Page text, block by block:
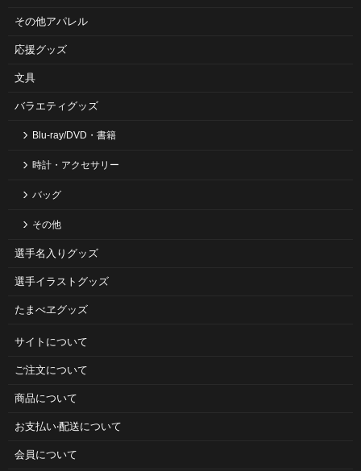
その他アパレル
応援グッズ
文具
バラエティグッズ
Blu-ray/DVD・書籍
時計・アクセサリー
バッグ
その他
選手名入りグッズ
選手イラストグッズ
たまべヱグッズ
サイトについて
ご注⽂について
商品について
お⽀払い‧配送について
会員について